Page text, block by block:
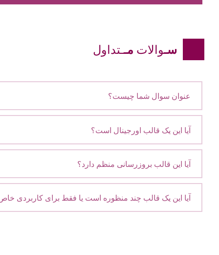
سـوالات مــتداول
عنوان سوال شما چیست؟
آیا این یک قالب اورجینال است؟
آیا این قالب بروزرسانی منظم دارد؟
آیا این یک قالب چند منظوره است یا فقط برای کاربردی